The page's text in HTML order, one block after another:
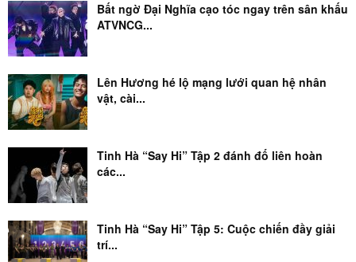
Bất ngờ Đại Nghĩa cạo tóc ngay trên sân khấu
ATVNCG...
Lên Hương hé lộ mạng lưới quan hệ nhân
vật, cài...
Tinh Hà “Say Hi” Tập 2 đánh đố liên hoàn
các...
Tinh Hà “Say Hi” Tập 5: Cuộc chiến đầy giải
trí...